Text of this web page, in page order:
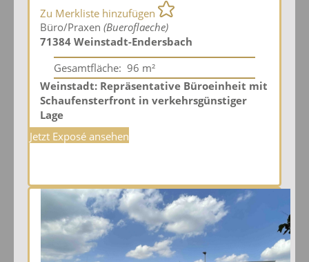
Zu Merkliste hinzufügen
Büro/Praxen (Bueroflaeche)
71384 Weinstadt-Endersbach
Gesamtfläche:96 m²
Weinstadt: Repräsentative Büroeinheit mit
Schaufensterfront in verkehrsgünstiger
Lage
Jetzt Exposé ansehen